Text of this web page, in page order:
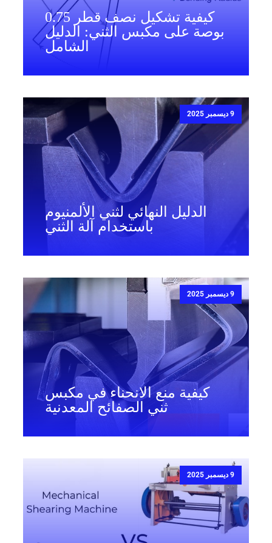
كيفية تشكيل نصف قطر 0.75
بوصة على مكبس الثني: الدليل
الشامل
9 ديسمبر 2025
الدليل النهائي لثني الألمنيوم
باستخدام آلة الثني
9 ديسمبر 2025
كيفية منع الانحناء في مكبس
ثني الصفائح المعدنية
9 ديسمبر 2025